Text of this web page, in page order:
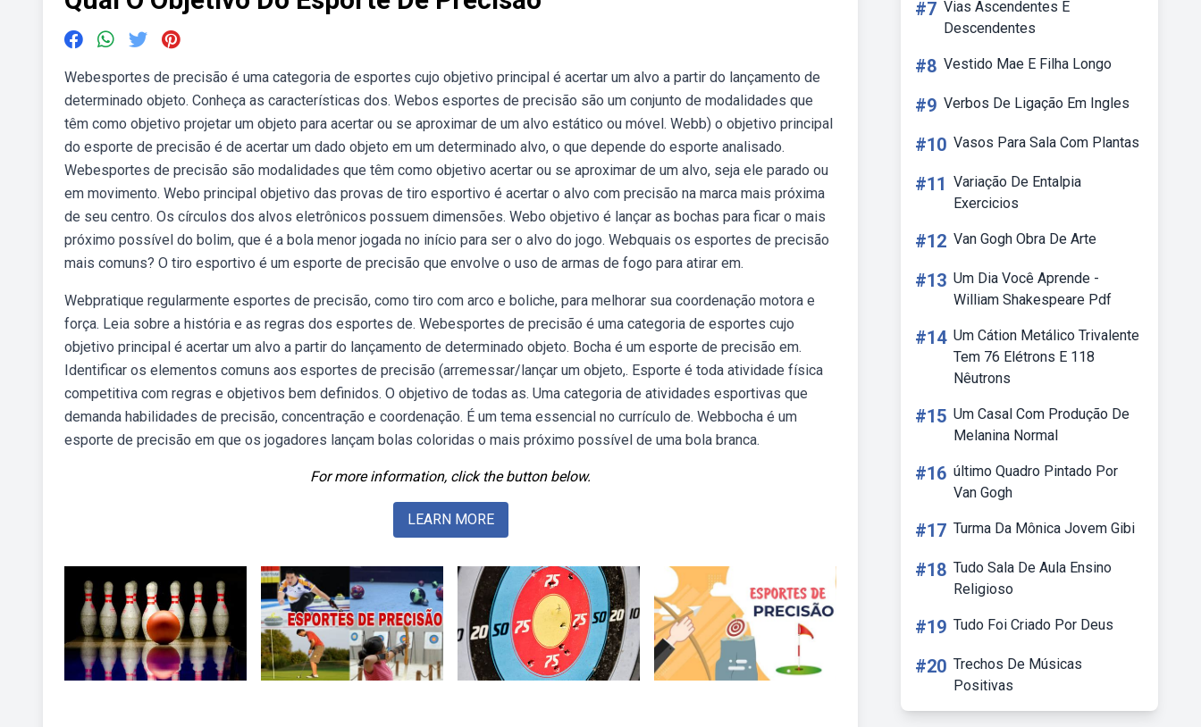
Webesportes de precisão é uma categoria de esportes cujo objetivo principal é acertar um alvo a partir do lançamento de
determinado objeto. Conheça as características dos. Webos esportes de precisão são um conjunto de modalidades que
têm como objetivo projetar um objeto para acertar ou se aproximar de um alvo estático ou móvel. Webb) o objetivo principal
do esporte de precisão é de acertar um dado objeto em um determinado alvo, o que depende do esporte analisado.
Webesportes de precisão são modalidades que têm como objetivo acertar ou se aproximar de um alvo, seja ele parado ou
em movimento. Webo principal objetivo das provas de tiro esportivo é acertar o alvo com precisão na marca mais próxima
de seu centro. Os círculos dos alvos eletrônicos possuem dimensões. Webo objetivo é lançar as bochas para ficar o mais
próximo possível do bolim, que é a bola menor jogada no início para ser o alvo do jogo. Webquais os esportes de precisão
mais comuns? O tiro esportivo é um esporte de precisão que envolve o uso de armas de fogo para atirar em.
Webpratique regularmente esportes de precisão, como tiro com arco e boliche, para melhorar sua coordenação motora e
força. Leia sobre a história e as regras dos esportes de. Webesportes de precisão é uma categoria de esportes cujo
objetivo principal é acertar um alvo a partir do lançamento de determinado objeto. Bocha é um esporte de precisão em.
Identificar os elementos comuns aos esportes de precisão (arremessar/lançar um objeto,. Esporte é toda atividade física
competitiva com regras e objetivos bem definidos. O objetivo de todas as. Uma categoria de atividades esportivas que
demanda habilidades de precisão, concentração e coordenação. É um tema essencial no currículo de. Webbocha é um
esporte de precisão em que os jogadores lançam bolas coloridas o mais próximo possível de uma bola branca.
For more information, click the button below.
LEARN MORE
#7 Vias Ascendentes E
Descendentes
#8 Vestido Mae E Filha Longo
#9 Verbos De Ligação Em Ingles
#10 Vasos Para Sala Com Plantas
#11 Variação De Entalpia
Exercicios
#12 Van Gogh Obra De Arte
#13 Um Dia Você Aprende -
William Shakespeare Pdf
#14 Um Cátion Metálico Trivalente
Tem 76 Elétrons E 118
Nêutrons
#15 Um Casal Com Produção De
Melanina Normal
#16 último Quadro Pintado Por
Van Gogh
#17 Turma Da Mônica Jovem Gibi
#18 Tudo Sala De Aula Ensino
Religioso
#19 Tudo Foi Criado Por Deus
#20 Trechos De Músicas
Positivas